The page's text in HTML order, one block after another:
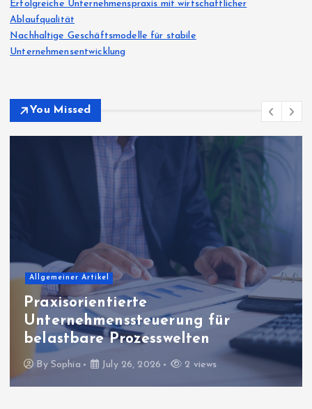
Erfolgreiche Unternehmenspraxis mit wirtschaftlicher
Ablaufqualität
Nachhaltige Geschäftsmodelle für stabile
Unternehmensentwicklung
You Missed
Bildung & Wissenschaft
Lernfortschritte mit digitalen
Analysen gezielt auswerten
By Sophia July 23, 2026 7 views